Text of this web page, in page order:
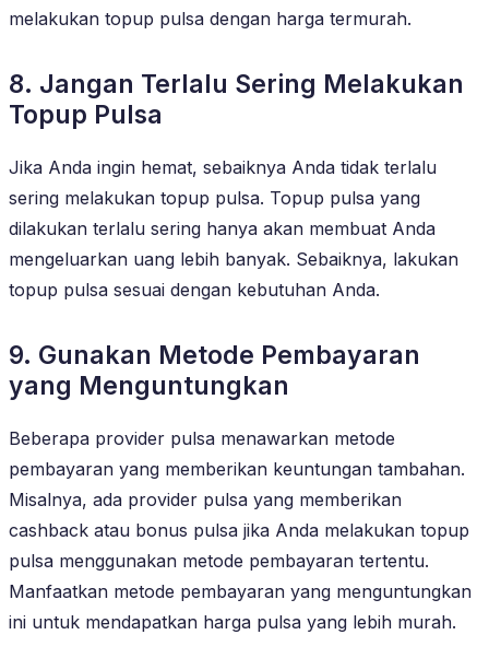
melakukan topup pulsa dengan harga termurah.
8. Jangan Terlalu Sering Melakukan
Topup Pulsa
Jika Anda ingin hemat, sebaiknya Anda tidak terlalu
sering melakukan topup pulsa. Topup pulsa yang
dilakukan terlalu sering hanya akan membuat Anda
mengeluarkan uang lebih banyak. Sebaiknya, lakukan
topup pulsa sesuai dengan kebutuhan Anda.
9. Gunakan Metode Pembayaran
yang Menguntungkan
Beberapa provider pulsa menawarkan metode
pembayaran yang memberikan keuntungan tambahan.
Misalnya, ada provider pulsa yang memberikan
cashback atau bonus pulsa jika Anda melakukan topup
pulsa menggunakan metode pembayaran tertentu.
Manfaatkan metode pembayaran yang menguntungkan
ini untuk mendapatkan harga pulsa yang lebih murah.